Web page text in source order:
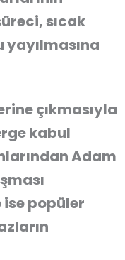
sıcak
yayılmasına
çıkmasıyla
kabul
Adam
ise popüler